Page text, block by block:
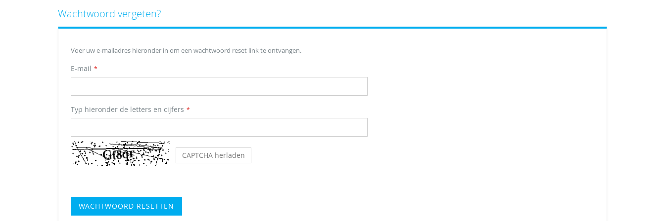
Wachtwoord vergeten?
Voer uw e-mailadres hieronder in om een wachtwoord reset link te ontvangen.
E-mail
Typ hieronder de letters en cijfers
CAPTCHA herladen
WACHTWOORD RESETTEN